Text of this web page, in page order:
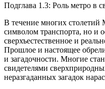
Подглава 1.3: Роль метро в
В течение многих столетий
символом транспорта, но и
сверхъестественное и
Прошлое и настоящее
и загадочности. Многие
свидетелями
неразгаданных загадок